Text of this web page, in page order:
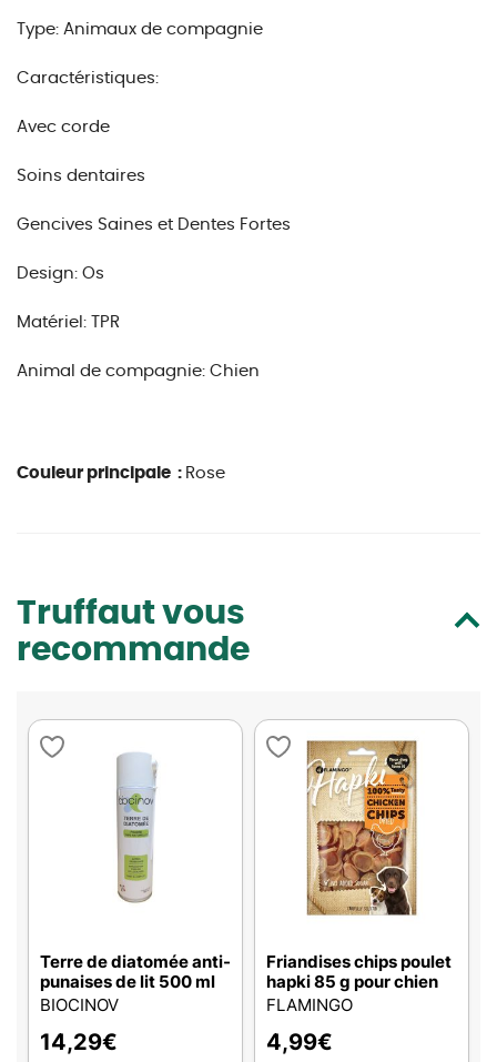
Type: Animaux de compagnie
Caractéristiques:
Avec corde
Soins dentaires
Gencives Saines et Dentes Fortes
Design: Os
Matériel: TPR
Animal de compagnie: Chien
Couleur principale : Rose
Truffaut vous
recommande
Terre de diatomée anti-
punaises de lit 500 ml
BIOCINOV
14,29€
Friandises chips poulet
hapki 85 g pour chien
FLAMINGO
4,99€